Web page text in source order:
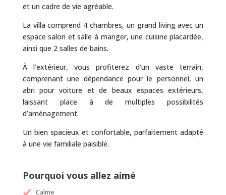
et un cadre de vie agréable.
La villa comprend 4 chambres, un grand living avec un
espace salon et salle à manger, une cuisine placardée,
ainsi que 2 salles de bains.
À l’extérieur, vous profiterez d’un vaste terrain,
comprenant une dépendance pour le personnel, un
abri pour voiture et de beaux espaces extérieurs,
laissant place à de multiples possibilités
d’aménagement.
Un bien spacieux et confortable, parfaitement adapté
à une vie familiale paisible.
Pourquoi vous allez aimé
Calme